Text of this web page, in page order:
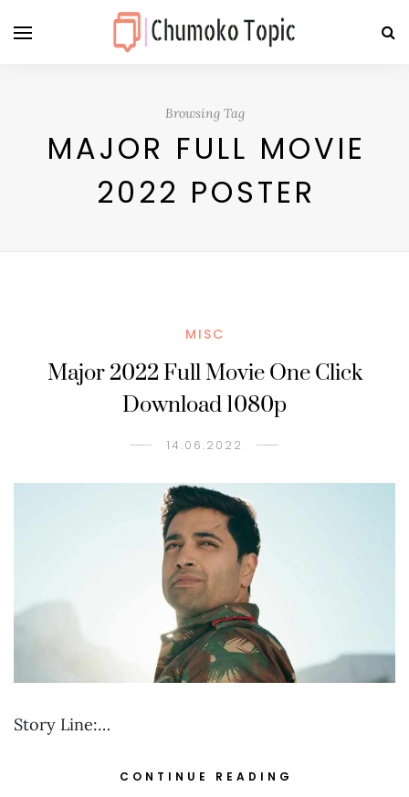
Browsing Tag
MAJOR FULL MOVIE
2022 POSTER
MISC
Major 2022 Full Movie One Click
Download 1080p
14.06.2022
Story Line:…
CONTINUE READING